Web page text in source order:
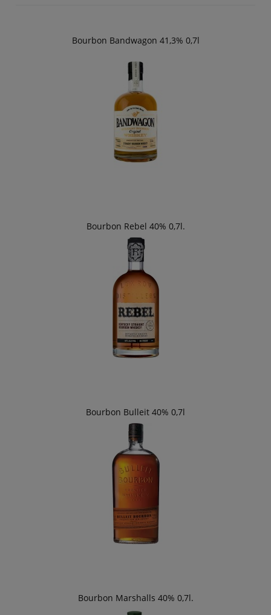
Bourbon Bandwagon 41,3% 0,7l
Bourbon Rebel 40% 0,7l.
Bourbon Bulleit 40% 0,7l
Bourbon Marshalls 40% 0,7l.